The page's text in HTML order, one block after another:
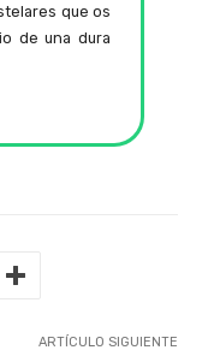
que os
de una dura
ARTÍCULO SIGUIENTE